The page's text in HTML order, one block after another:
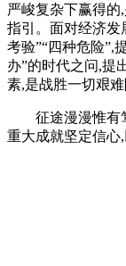
严峻复杂下赢得
指引。面对经济发
考验”“四种危险”,
办”的时代之问,提
素,是战胜一切艰
征途漫漫惟有
重大成就坚定信心